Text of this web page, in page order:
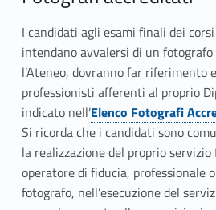
u
l
i
s
t
i
I candidati agli esami finali dei
intendano avvalersi di un
l’Ateneo, dovranno far riferimento
professionisti afferenti al proprio
indicato nell’
Link identifier #identifier__33332-
Link identifier #identifier__14126-3
Elenco Fotografi
Si ricorda che i candidati sono
la realizzazione del proprio
operatore di fiducia, professionale
fotografo, nell’esecuzione del